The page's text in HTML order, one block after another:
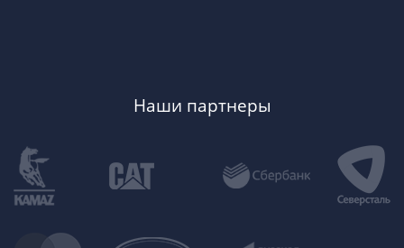
Наши партнеры